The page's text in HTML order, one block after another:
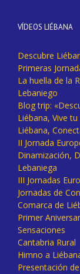
VÍDEOS LIÉBANA
Descubre
Primeras
La huella de la
Lebaniego
Blog trip:
Liébana, Vive tu
Liébana,
II Jornada
Dinamización,
Lebaniega
III Jornadas
Jornadas de
Comarca de
Primer
Sensaciones
Cantabria Rural
Himno a
Presentación